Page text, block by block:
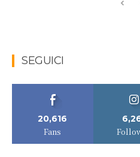
SEGUICI
20,616
Fans